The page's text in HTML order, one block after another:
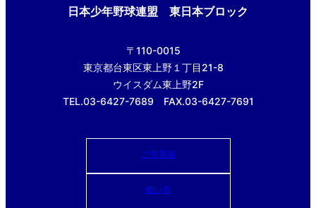
日本少年野球連盟 東日本ブロック
〒110-0015
東京都台東区東上野１丁目21-8
ウイスダム東上野2F
TEL.03-6427-7689 FAX.03-6427-7691
ご意見箱
使い方